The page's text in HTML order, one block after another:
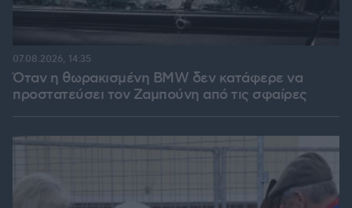
Όταν η θωρακισμένη BMW δεν κατάφερε να
προστατεύσει τον Ζαμπούνη από τις σφαίρες
07.08.2026, 14:35